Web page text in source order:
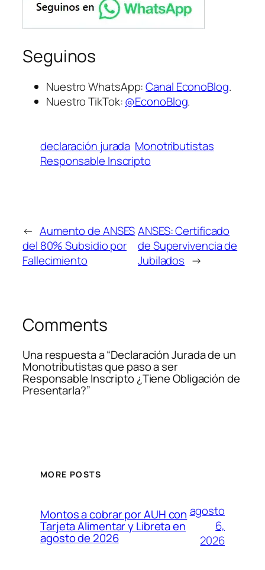
Seguinos
Nuestro WhatsApp:Canal EconoBlog.
Nuestro TikTok:@EconoBlog.
declaración jurada Monotributistas
Responsable Inscripto
← Aumento de ANSES
del 80% Subsidio por
Fallecimiento
ANSES: Certificado
de Supervivencia de
Jubilados →
Comments
Una respuesta a “Declaración Jurada de un
Monotributistas que paso a ser
Responsable Inscripto ¿Tiene Obligación de
Presentarla?”
MORE POSTS
Montos a cobrar por AUH con
Tarjeta Alimentar y Libreta en
agosto de 2026
agosto
6,
2026